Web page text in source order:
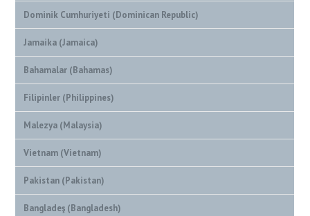
Dominik Cumhuriyeti (Dominican Republic)
Jamaika (Jamaica)
Bahamalar (Bahamas)
Filipinler (Philippines)
Malezya (Malaysia)
Vietnam (Vietnam)
Pakistan (Pakistan)
Bangladeş (Bangladesh)